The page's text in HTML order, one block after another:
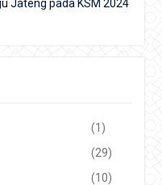
Jateng pada KSM 2024
(1)
(29)
(10)